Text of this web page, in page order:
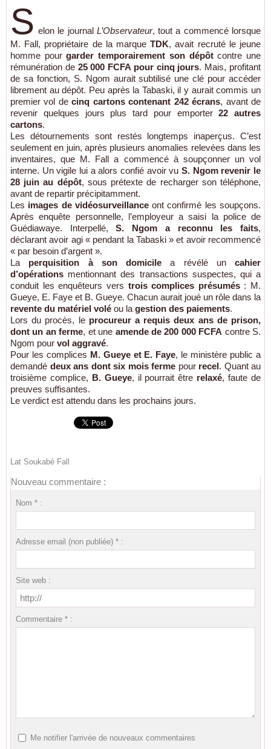
S elon le journal L’Observateur, tout a commencé lorsque
M. Fall, propriétaire de la marqueTDK, avait recruté le jeune
homme pourgarder temporairement son dépôtcontre une
rémunération de 25 000 FCFA pour cinq jours. Mais, profitant
de sa fonction, S. Ngom aurait subtilisé une clé pour accéder
librement au dépôt. Peu après la Tabaski, il y aurait commis un
premier vol decinq cartons contenant 242 écrans, avant de
revenir quelques jours plus tard pour emporter22 autres
cartons.
Les détournements sont restés longtemps inaperçus. C’est
seulement en juin, après plusieurs anomalies relevées dans les
inventaires, que M. Fall a commencé à soupçonner un vol
interne. Un vigile lui a alors confié avoir vu S. Ngom revenir le
28 juin au dépôt, sous prétexte de recharger son téléphone,
avant de repartir précipitamment.
Les images de vidéosurveillanceont confirmé les soupçons.
Après enquête personnelle, l’employeur a saisi la police de
Guédiawaye. Interpellé,S. Ngom a reconnu les faits,
déclarant avoir agi « pendant la Tabaski » et avoir recommencé
« par besoin d’argent ».
La perquisition à son domicile a révélé un cahier
d’opérations mentionnant des transactions suspectes, qui a
conduit les enquêteurs vers trois complices présumés: M.
Gueye, E. Faye et B. Gueye. Chacun aurait joué un rôle dans la
revente du matériel volé ou la gestion des paiements.
Lors du procès, le procureur a requis deux ans de prison,
dont un an ferme, et une amende de 200 000 FCFA contre S.
Ngom pour vol aggravé.
Pour les complices M. Gueye et E. Faye, le ministère public a
demandé deux ans dont six mois ferme pour recel. Quant au
troisième complice, B. Gueye, il pourrait être relaxé, faute de
preuves suffisantes.
Le verdict est attendu dans les prochains jours.
Lat Soukabé Fall
Nouveau commentaire :
Nom * :
Adresse email (non publiée) * :
Site web :
Commentaire * :
Me notifier l'arrivée de nouveaux commentaires